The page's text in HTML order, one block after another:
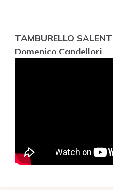
TAMBURELLO
Domenico Candellori